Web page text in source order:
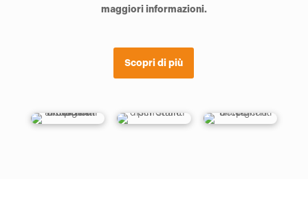
maggiori informazioni.
Scopri di più